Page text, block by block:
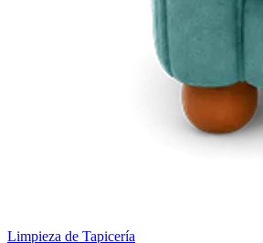
Limpieza de Tapicería